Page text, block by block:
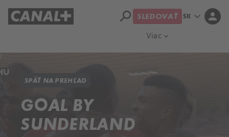
Viac expand_more
search SLEDOVAŤ SK expand_more person
SPÄŤ NA PREHĽAD
GOAL BY
SUNDERLAND